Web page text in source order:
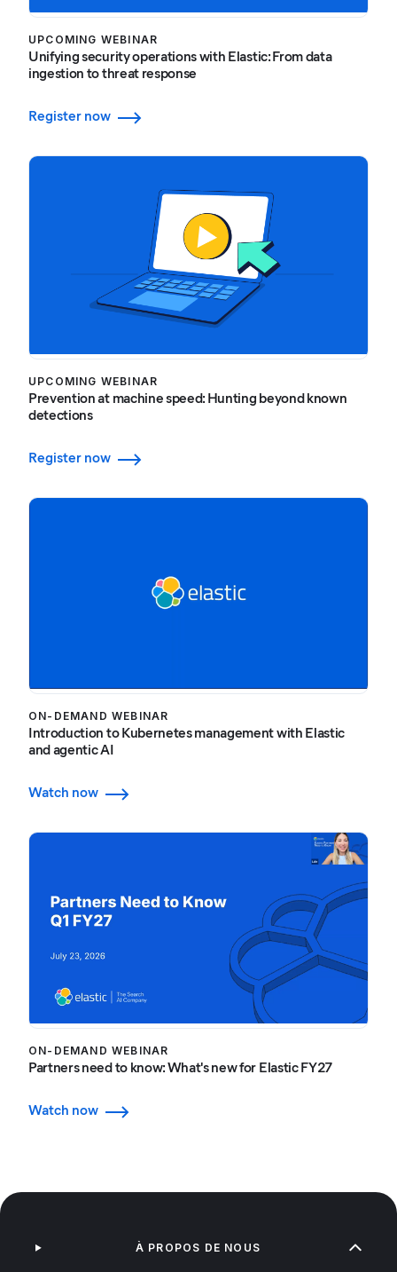
UPCOMING WEBINAR
Unifying security operations with Elastic: From data
ingestion to threat response
Register now
UPCOMING WEBINAR
Prevention at machine speed: Hunting beyond known
detections
Register now
ON-DEMAND WEBINAR
Introduction to Kubernetes management with Elastic
and agentic AI
Watch now
ON-DEMAND WEBINAR
Partners need to know: What's new for Elastic FY27
Watch now
À PROPOS DE NOUS